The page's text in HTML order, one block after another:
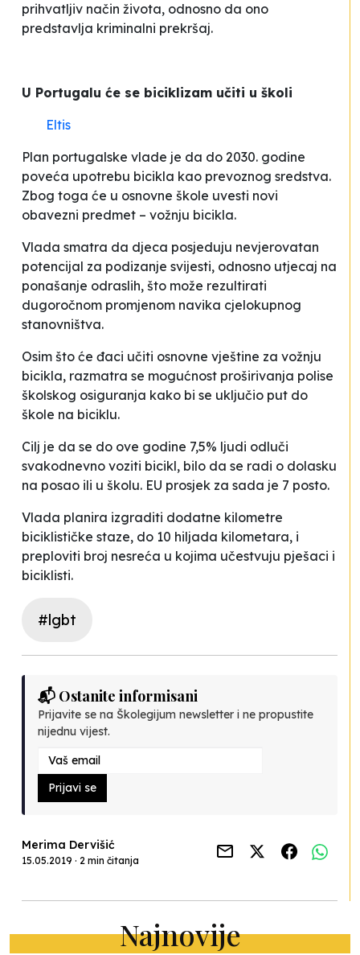
prihvatljiv način života, odnosno da ono
predstavlja kriminalni prekršaj.
U Portugalu će se biciklizam učiti u školi
Eltis
Plan portugalske vlade je da do 2030. godine
poveća upotrebu bicikla kao prevoznog sredstva.
Zbog toga će u osnovne škole uvesti novi
obavezni predmet – vožnju bicikla.
Vlada smatra da djeca posjeduju nevjerovatan
potencijal za podizanje svijesti, odnosno utjecaj na
ponašanje odraslih, što može rezultirati
dugoročnom promjenom navika cjelokupnog
stanovništva.
Osim što će đaci učiti osnovne vještine za vožnju
bicikla, razmatra se mogućnost proširivanja polise
školskog osiguranja kako bi se uključio put do
škole na biciklu.
Cilj je da se do ove godine 7,5% ljudi odluči
svakodnevno voziti bicikl, bilo da se radi o dolasku
na posao ili u školu. EU prosjek za sada je 7 posto.
Vlada planira izgraditi dodatne kilometre
biciklističke staze, do 10 hiljada kilometara, i
preploviti broj nesreća u kojima učestvuju pješaci i
biciklisti.
#lgbt
📬 Ostanite informisani
Prijavite se na Školegijum newsletter i ne propustite
nijednu vijest.
Prijavi se
Merima Dervišić
15.05.2019 · 2 min čitanja
Najnovije